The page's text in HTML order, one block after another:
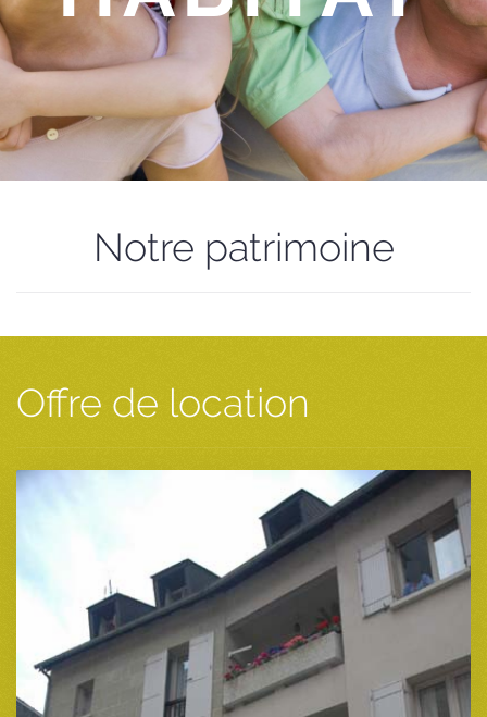
Notre patrimoine
Offre de location